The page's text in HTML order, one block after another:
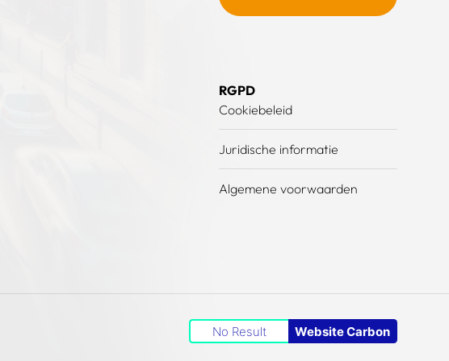
RGPD
Cookiebeleid
Juridische informatie
Algemene voorwaarden
No Result Website Carbon